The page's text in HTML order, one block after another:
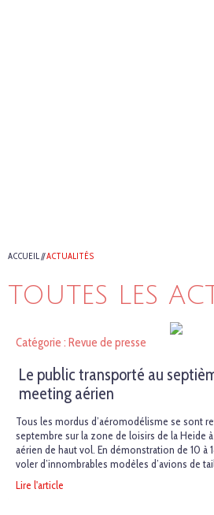
ACCUEIL//ACTUALITÉS
TOUTES LES
Catégorie : Revue de presse
Le public transporté au
meeting aérien
Tous les mordus d’aéromodélisme se sont
septembre sur la zone de loisirs de la Heide
aérien de haut vol. En démonstration de 10 à
voler d’innombrables modèles d’avions de
Lire l'article